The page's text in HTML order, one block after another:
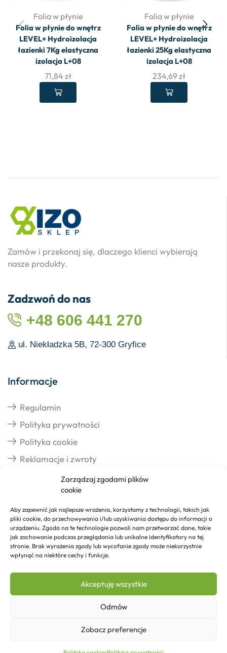
Zarządzaj zgodami plików
cookie
Aby zapewnić jak najlepsze wrażenia, korzystamy z technologii, takich jak
pliki cookie, do przechowywania i/lub uzyskiwania dostępu do informacji o
urządzeniu. Zgoda na te technologie pozwoli nam przetwarzać dane, takie
jak zachowanie podczas przeglądania lub unikalne identyfikatory na tej
stronie. Brak wyrażenia zgody lub wycofanie zgody może niekorzystnie
wpłynąć na niektóre cechy i funkcje.
Akceptuję wszystkie
Odmów
Zobacz preferencje
Folia w płynie
Folia w płynie do wnętrz
LEVEL+ Hydroizolacja
łazienki 7Kg elastyczna
izolacja L+08
71,84 zł
Folia w płynie
Folia w płynie do wnętrz
LEVEL+ Hydroizolacja
łazienki 25Kg elastyczna
izolacja L+08
234,69zł
Zamów i przekonaj się, dlaczego klienci wybierają
nasze produkty.
Zadzwoń do nas
+48 606 441 270
ul. Niekładzka 5B, 72-300 Gryfice
Informacje
Regulamin
Polityka prywatności
Polityka cookie
Reklamacje i zwroty
Realizacja zamówień
Formy płatności
Kontakt
Copyright © 2026 Izosklep.pl